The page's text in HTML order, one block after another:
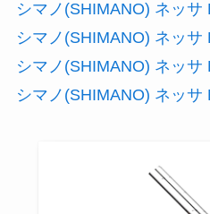
シマノ(SHIMANO) ネッサ
シマノ(SHIMANO) ネッサ
シマノ(SHIMANO) ネッサ
シマノ(SHIMANO) ネッサ